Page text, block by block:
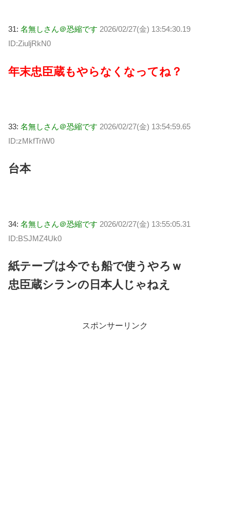
31: 名無しさん＠恐縮です 2026/02/27(金) 13:54:30.19
ID:ZiuljRkN0
年末忠臣蔵もやらなくなってね？
33: 名無しさん＠恐縮です 2026/02/27(金) 13:54:59.65
ID:zMkfTriW0
台本
34: 名無しさん＠恐縮です 2026/02/27(金) 13:55:05.31
ID:BSJMZ4Uk0
紙テープは今でも船で使うやろｗ
忠臣蔵シランの日本人じゃねえ
スポンサーリンク